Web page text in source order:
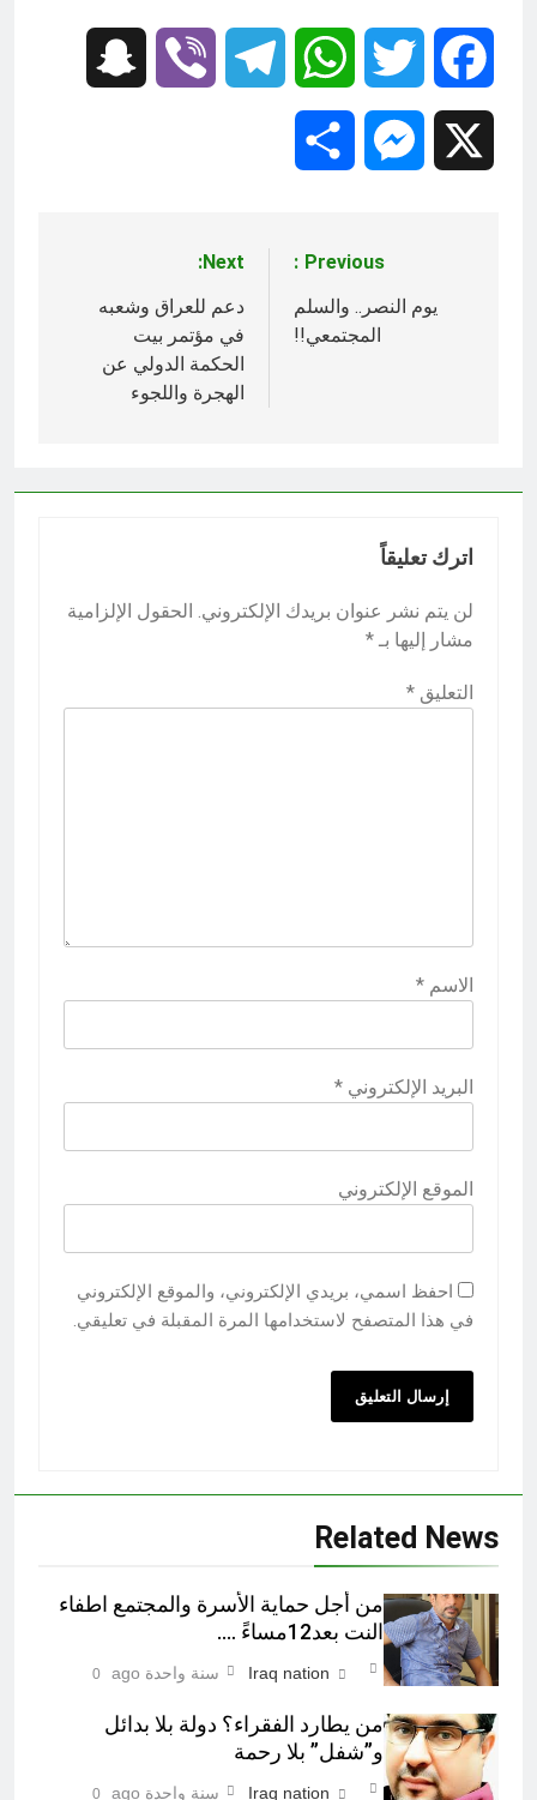
Facebook
Twitter
WhatsApp
Telegram
Viber
Messenger
المقالات
Previous:
يوم النصر.. والسلم
المجتمعي!!
Next:
دعم للعراق وشعبه
في مؤتمر بيت
الحكمة الدولي عن
الهجرة واللجوء
اترك تعليقاً
لن يتم نشر عنوان بريدك الإلكتروني. الحقول الإلزامية
مشار إليها بـ *
التعليق *
الاسم *
البريد الإلكتروني *
الموقع الإلكتروني
احفظ اسمي، بريدي الإلكتروني، والموقع الإلكتروني
في هذا المتصفح لاستخدامها المرة المقبلة في تعليقي.
Related News
من أجل حماية الأسرة والمجتمع اطفاء
النت بعد12مساءً ….
Iraq nation سنة واحدة ago 0
من يطارد الفقراء؟ دولة بلا بدائل
و”شفل” بلا رحمة
Iraq nation سنة واحدة ago 0